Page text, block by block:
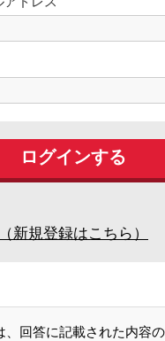
（新規登録はこちら）
回答に記載された内容の